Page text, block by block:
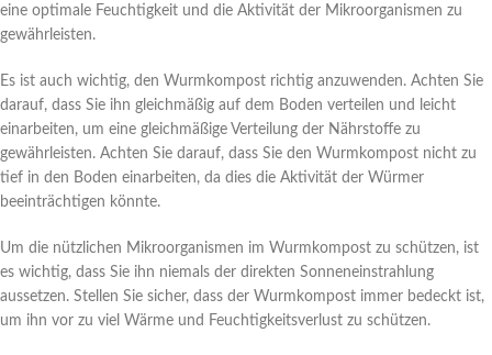
eine optimale Feuchtigkeit und die Aktivität der Mikroorganismen zu
gewährleisten.
Es ist auch wichtig, den Wurmkompost richtig anzuwenden. Achten Sie
darauf, dass Sie ihn gleichmäßig auf dem Boden verteilen und leicht
einarbeiten, um eine gleichmäßige Verteilung der Nährstoffe zu
gewährleisten. Achten Sie darauf, dass Sie den Wurmkompost nicht zu
tief in den Boden einarbeiten, da dies die Aktivität der Würmer
beeinträchtigen könnte.
Um die nützlichen Mikroorganismen im Wurmkompost zu schützen, ist
es wichtig, dass Sie ihn niemals der direkten Sonneneinstrahlung
aussetzen. Stellen Sie sicher, dass der Wurmkompost immer bedeckt ist,
um ihn vor zu viel Wärme und Feuchtigkeitsverlust zu schützen.